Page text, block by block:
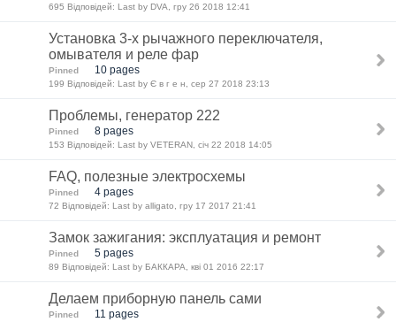
695 Відповідей: Last by DVA, гру 26 2018 12:41
Установка 3-х рычажного переключателя,
омывателя и реле фар
Pinned 10 pages
199 Відповідей: Last by Є в г е н, сер 27 2018 23:13
Проблемы, генератор 222
Pinned 8 pages
153 Відповідей: Last by VETERAN, січ 22 2018 14:05
FAQ, полезные электросхемы
Pinned 4 pages
72 Відповідей: Last by alligato, гру 17 2017 21:41
Замок зажигания: эксплуатация и ремонт
Pinned 5 pages
89 Відповідей: Last by БАККАРА, кві 01 2016 22:17
Делаем приборную панель сами
Pinned 11 pages